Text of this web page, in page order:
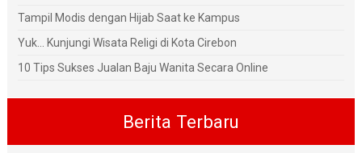
Tampil Modis dengan Hijab Saat ke Kampus
Yuk... Kunjungi Wisata Religi di Kota Cirebon
10 Tips Sukses Jualan Baju Wanita Secara Online
Berita Terbaru